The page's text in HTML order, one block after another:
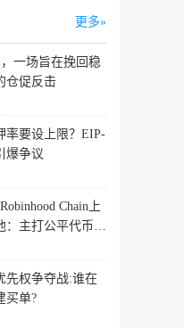
更多
一场旨在挽回稳
仓促反击
率要设上限？EIP-
爆争议
Chain上
：主打公平代币发
先权争夺战:谁在
买单?